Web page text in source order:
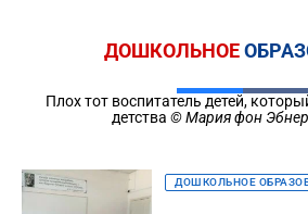
ДОШКОЛЬНОЕ
Плох тот воспитатель детей,
детства © Мария фон
ДОШКОЛЬНОЕ